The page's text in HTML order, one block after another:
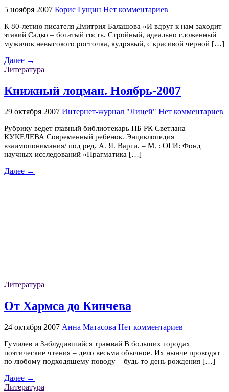
5 ноября 2007 Борис Гущин Нет комментариев
К 80-летию писателя Дмитрия Балашова «И вдруг к нам заходит
этакий Садко – богатый гость. Стройный, идеально сложенный
мужичок невысокого росточка, кудрявый, с красивой черной […]
Далее →
Литература
Книжный лоцман. Ноябрь-2007
29 октября 2007 Интернет-журнал "Лицей" Нет комментариев
Рубрику ведет главный библиотекарь НБ РК Светлана
КУКЕЛЕВА Современный ребенок. Энциклопедия
взаимопонимания/ под ред. А. Я. Варги. – М. : ОГИ: Фонд
научных исследований «Прагматика […]
Далее →
Литература
От Хармса до Кинчева
24 октября 2007 Анна Матасова Нет комментариев
Гумилев и Заблудившийся трамвай В больших городах
поэтические чтения – дело весьма обычное. Их нынче проводят
по любому подходящему поводу – будь то день рождения […]
Далее →
Литература